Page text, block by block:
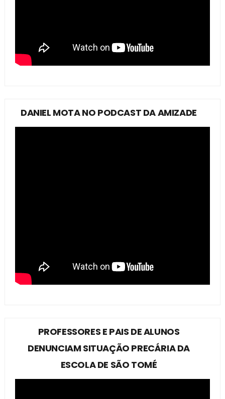
DANIEL MOTA NO PODCAST DA AMIZADE
PROFESSORES E PAIS DE ALUNOS
DENUNCIAM SITUAÇÃO PRECÁRIA DA
ESCOLA DE SÃO TOMÉ